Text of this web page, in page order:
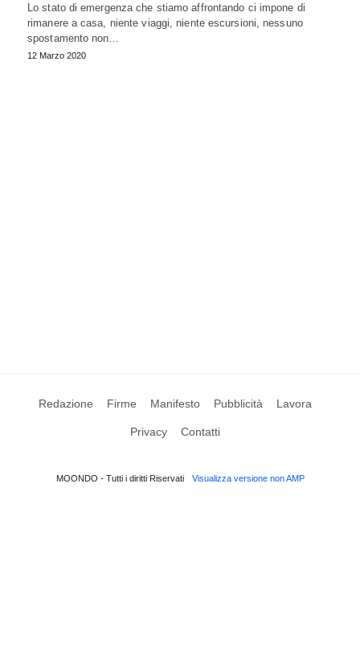
Lo stato di emergenza che stiamo affrontando ci impone di
rimanere a casa, niente viaggi, niente escursioni, nessuno
spostamento non…
12 Marzo 2020
Redazione Firme Manifesto Pubblicità Lavora
Privacy Contatti
MOONDO - Tutti i diritti Riservati Visualizza versione non AMP